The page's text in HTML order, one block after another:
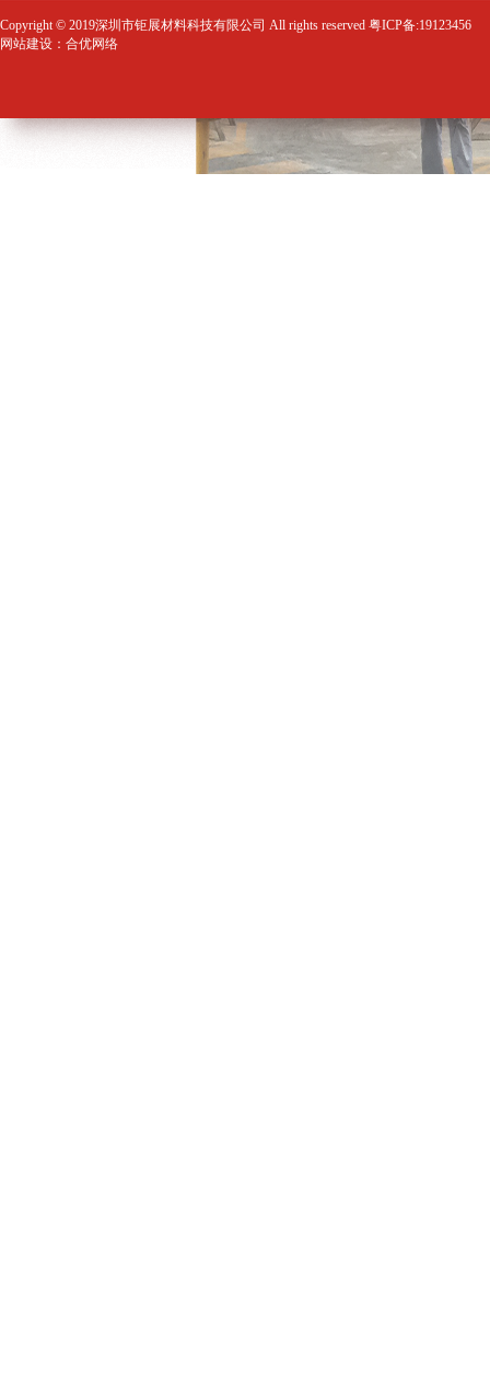
Copyright © 2019深圳市钜展材料科技有限公司 All rights reserved 粤ICP备:19123456
网站建设 ： 合优网络